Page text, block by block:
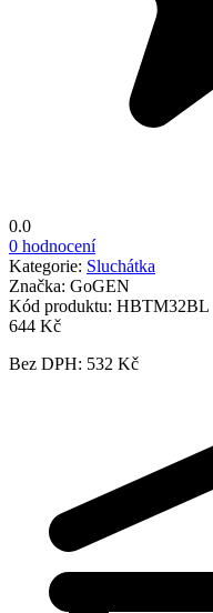
0.0
0 hodnocení
Kategorie: Sluchátka
Značka: GoGEN
Kód produktu: HBTM32BL
644 Kč
Bez DPH: 532 Kč